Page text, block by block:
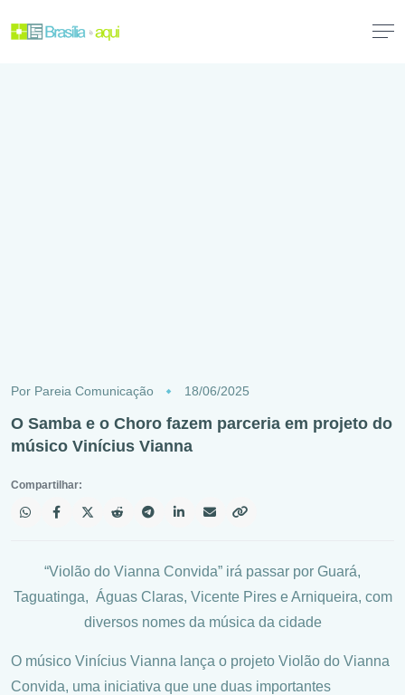
Por Pareia Comunicação 18/06/2025
O Samba e o Choro fazem parceria em projeto do
músico Vinícius Vianna
Compartilhar:
“Violão do Vianna Convida” irá passar por Guará,
Taguatinga, Águas Claras, Vicente Pires e Arniqueira, com
diversos nomes da música da cidade
O músico Vinícius Vianna lança o projeto Violão do Vianna
Convida, uma iniciativa que une duas importantes